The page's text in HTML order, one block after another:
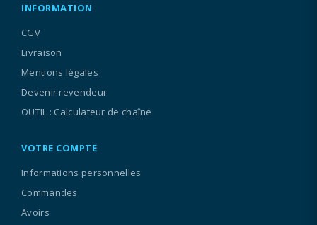
INFORMATION
CGV
Livraison
Mentions légales
Devenir revendeur
OUTIL : Calculateur de chaîne
VOTRE COMPTE
Informations personnelles
Commandes
Avoirs